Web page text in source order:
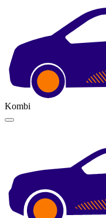
Kombi